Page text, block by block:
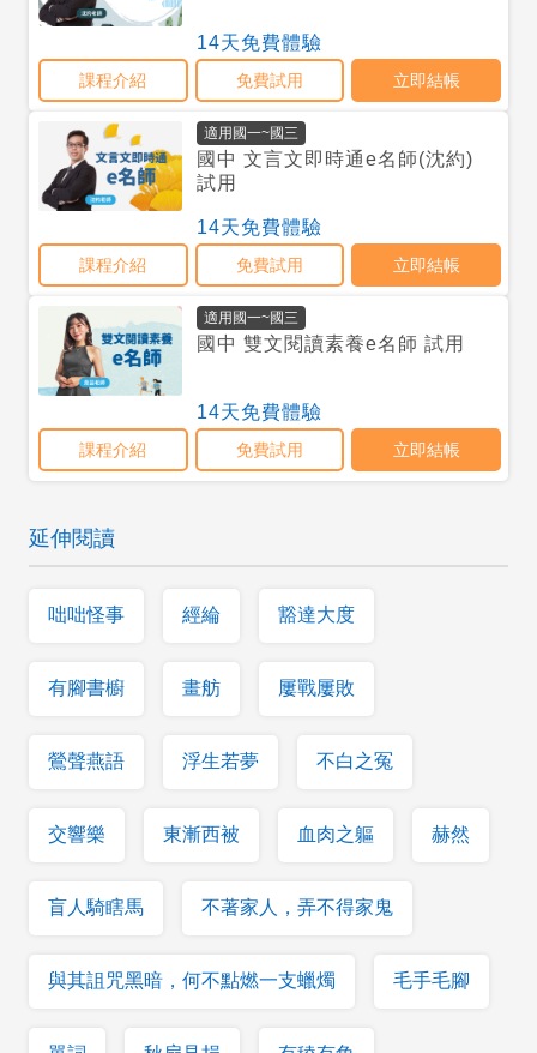
延伸閱讀
咄咄怪事 經綸 豁達大度
有腳書櫥 畫舫 屢戰屢敗
鶯聲燕語 浮生若夢 不白之冤
交響樂 東漸西被 血肉之軀 赫然
盲人騎瞎馬 不著家人，弄不得家鬼
與其詛咒黑暗，何不點燃一支蠟燭 毛手毛腳